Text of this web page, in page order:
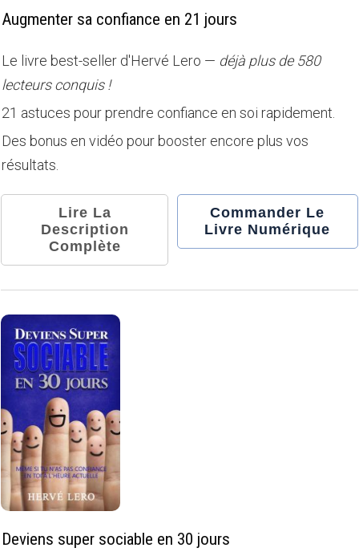
Augmenter sa confiance en 21 jours
Le livre best-seller d'Hervé Lero — déjà plus de 580
lecteurs conquis !
21 astuces pour prendre confiance en soi rapidement.
Des bonus en vidéo pour booster encore plus vos
résultats.
Lire La
Description
Complète
Commander Le
Livre Numérique
Deviens super sociable en 30 jours